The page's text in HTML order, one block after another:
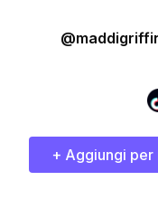
+ Aggiungi